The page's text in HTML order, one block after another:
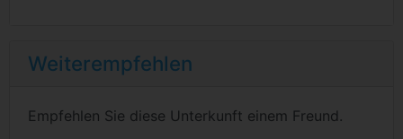
Weiterempfehlen
Empfehlen Sie diese Unterkunft einem Freund.